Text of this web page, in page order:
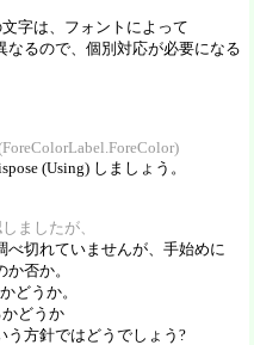
字は、フォントによって
るので、個別対応が必要になる
(Using) しましょう。
ましたが、
べ切れていませんが、手始めに
否か。
どうか。
かどうか
う方針ではどうでしょう?